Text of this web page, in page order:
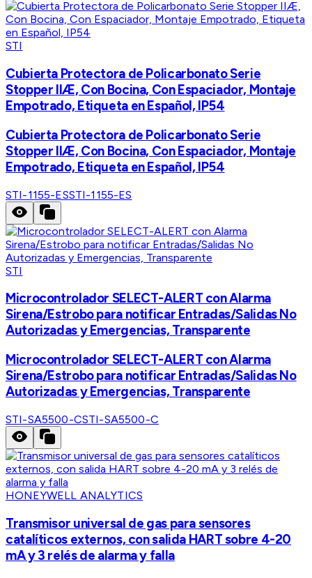
STI
Cubierta Protectora de Policarbonato Serie
Stopper IIÆ, Con Bocina, Con Espaciador, Montaje
Empotrado, Etiqueta en Español, IP54
Cubierta Protectora de Policarbonato Serie
Stopper IIÆ, Con Bocina, Con Espaciador, Montaje
Empotrado, Etiqueta en Español, IP54
STI-1155-ESSTI-1155-ES
STI
Microcontrolador SELECT-ALERT con Alarma
Sirena/Estrobo para notificar Entradas/Salidas No
Autorizadas y Emergencias, Transparente
Microcontrolador SELECT-ALERT con Alarma
Sirena/Estrobo para notificar Entradas/Salidas No
Autorizadas y Emergencias, Transparente
STI-SA5500-CSTI-SA5500-C
HONEYWELL ANALYTICS
Transmisor universal de gas para sensores
catalíticos externos, con salida HART sobre 4-20
mA y 3 relés de alarma y falla